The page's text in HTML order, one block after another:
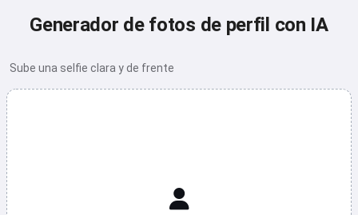
Generador de fotos de perfil con IA
Sube una selfie clara y de frente